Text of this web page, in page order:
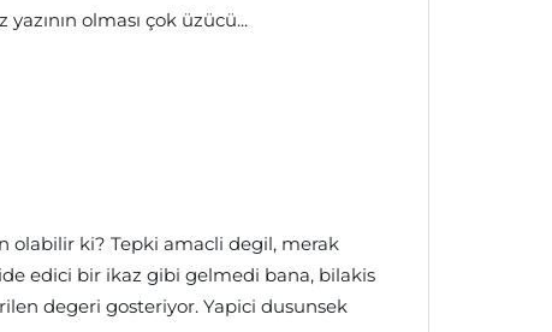
olması çok üzücü...
olabilir ki? Tepki amacli degil, merak
edici bir ikaz gibi gelmedi bana, bilakis
degeri gosteriyor. Yapici dusunsek